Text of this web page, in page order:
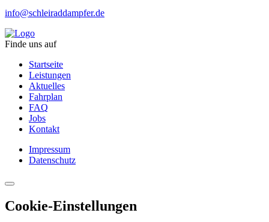
info@schleiraddampfer.de
Finde uns auf
Startseite
Leistungen
Aktuelles
Fahrplan
FAQ
Jobs
Kontakt
Impressum
Datenschutz
Cookie-Einstellungen